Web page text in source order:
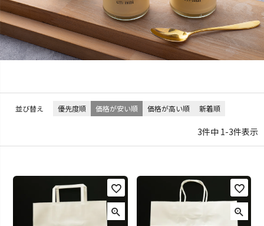
並び替え 優先度順 価格が安い順 価格が高い順 新着順
3件中 1-3件表示